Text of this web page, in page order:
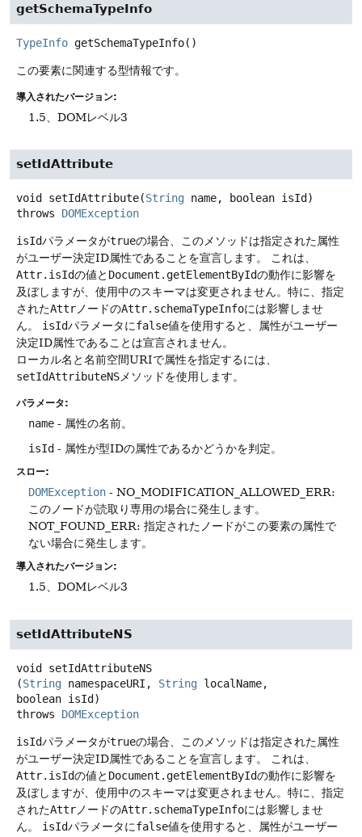
getSchemaTypeInfo
TypeInfo getSchemaTypeInfo()
この要素に関連する型情報です。
導入されたバージョン:
1.5、DOMレベル3
setIdAttribute
void setIdAttribute(String name, boolean isId)
throws DOMException
isIdパラメータがtrueの場合、このメソッドは指定された属性
がユーザー決定ID属性であることを宣言します。
これは、
Attr.isIdの値と Document.getElementByIdの動作に影響を
及ぼしますが、使用中のスキーマは変更されません。特に、指定
されたAttrノードのAttr.schemaTypeInfoには影響しませ
ん。
isIdパラメータにfalse値を使用すると、属性がユーザー
決定ID属性であることは宣言されません。
ローカル名と名前空間URIで属性を指定するには、
setIdAttributeNSメソッドを使用します。
パラメータ:
name - 属性の名前。
isId - 属性が型IDの属性であるかどうかを判定。
スロー:
DOMException - NO_MODIFICATION_ALLOWED_ERR:
このノードが読取り専用の場合に発生します。
NOT_FOUND_ERR: 指定されたノードがこの要素の属性で
ない場合に発生します。
導入されたバージョン:
1.5、DOMレベル3
setIdAttributeNS
void setIdAttributeNS
(String namespaceURI, String localName,
boolean isId)
throws DOMException
isIdパラメータがtrueの場合、このメソッドは指定された属性
がユーザー決定ID属性であることを宣言します。
これは、
Attr.isIdの値と Document.getElementByIdの動作に影響を
及ぼしますが、使用中のスキーマは変更されません。特に、指定
されたAttr ノードのAttr.schemaTypeInfoには影響しませ
ん。
isIdパラメータにfalse値を使用すると、属性がユーザー